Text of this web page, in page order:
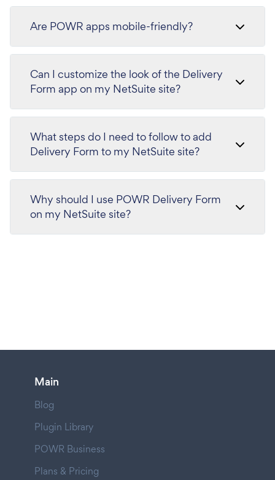
Are POWR apps mobile-friendly?
Can I customize the look of the Delivery
Form app on my NetSuite site?
What steps do I need to follow to add
Delivery Form to my NetSuite site?
Why should I use POWR Delivery Form
on my NetSuite site?
Main
Blog
Plugin Library
POWR Business
Plans & Pricing